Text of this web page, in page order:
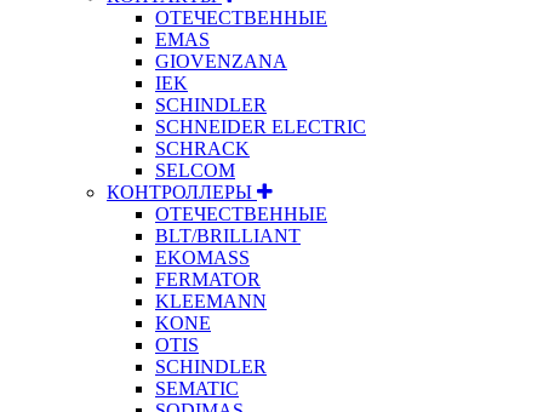
ОТЕЧЕСТВЕННЫЕ
EMAS
GIOVENZANA
IEK
SCHINDLER
SCHNEIDER ELECTRIC
SCHRACK
SELCOM
КОНТРОЛЛЕРЫ
ОТЕЧЕСТВЕННЫЕ
BLT/BRILLIANT
EKOMASS
FERMATOR
KLEEMANN
KONE
OTIS
SCHINDLER
SEMATIC